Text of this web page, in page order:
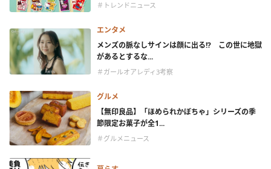
＃トレンドニュース
エンタメ
メンズの脈なしサインは顔に出る!? この世に地獄
があるとするな...
＃ガールオアレディ3考察
グルメ
【無印良品】「ほめられかぼちゃ」シリーズの季
節限定お菓子が全1...
＃グルメニュース